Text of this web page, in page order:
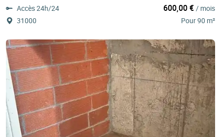
Accès 24h/24
31000
600,00 € / mois
Pour 90 m²